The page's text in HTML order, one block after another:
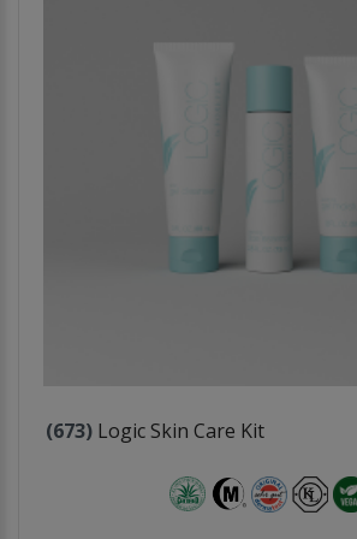
(673) Logic Skin Care Kit